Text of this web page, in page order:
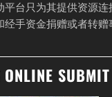
平台只为其提供资源
手资金捐赠或者转赠
SUBMIT